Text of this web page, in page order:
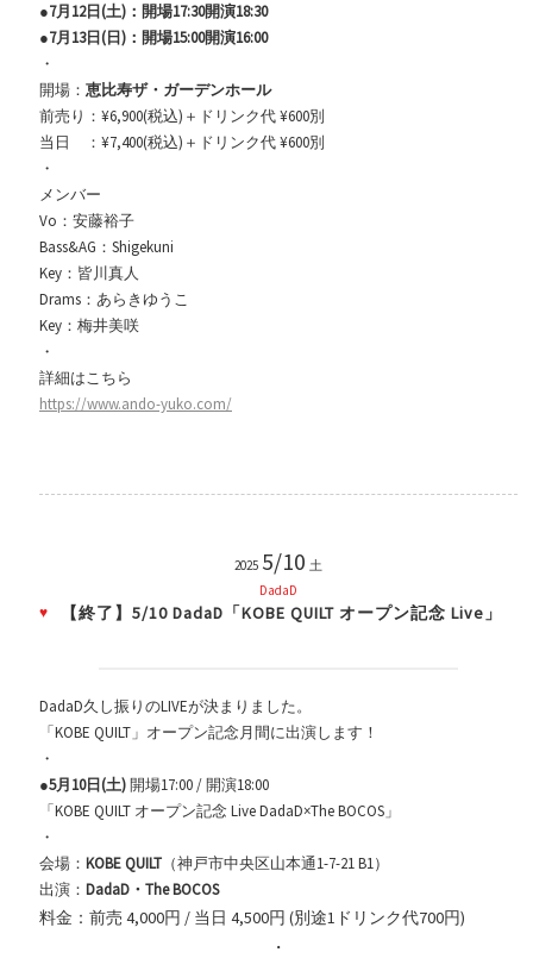
●7月12日(土)：開場17:30開演18:30
●7月13日(日)：開場15:00開演16:00
・
開場： 恵比寿ザ・ガーデンホール
前売り：¥6,900(税込)＋ドリンク代 ¥600別
当日 ：¥7,400(税込)＋ドリンク代 ¥600別
・
メンバー
Vo：安藤裕子
Bass&AG：Shigekuni
Key：皆川真人
Drams：あらきゆうこ
Key：梅井美咲
・
詳細はこちら
https://www.ando-yuko.com/
2025 5/10 土
DadaD
【終了】5/10 DadaD「KOBE QUILT オープン記念 Live」
DadaD久し振りのLIVEが決まりました。
「KOBE QUILT」オープン記念月間に出演します！
・
●5月10日(土)開場17:00 / 開演18:00
「KOBE QUILT オープン記念 Live DadaD×The BOCOS」
・
会場： KOBE QUILT （神戸市中央区山本通1-7-21 B1）
出演： DadaD・The BOCOS
料金：前売 4,000円 / 当日 4,500円 (別途1ドリンク代700円)
・